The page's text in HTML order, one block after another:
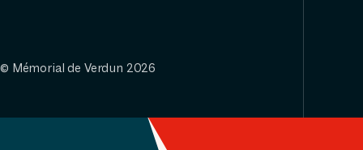
© Mémorial de Verdun 2026